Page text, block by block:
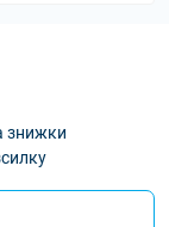
знижки